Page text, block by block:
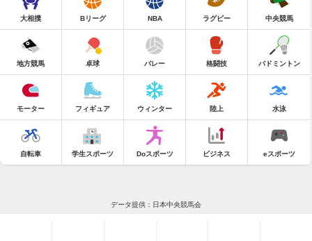
大相撲 Bリーグ NBA ラグビー 中央競馬
地方競馬 卓球 バレー 格闘技 バドミントン
モーター フィギュア ウィンター 陸上 水泳
自転車 学生スポーツ Doスポーツ ビジネス eスポーツ
データ提供：日本中央競馬会